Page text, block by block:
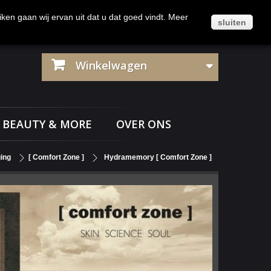
Winkelwagen
BEAUTY & MORE OVER ONS
[ Comfort Zone ] Hydramemory [ Comfort Zone ]
gaan wij ervan uit dat u dat goed vindt. Meer
sluiten